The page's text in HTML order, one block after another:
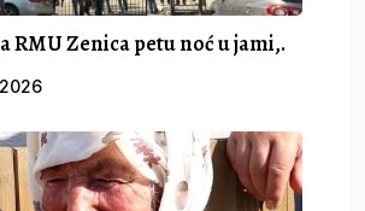
RMU Zenica petu noć u jami,.